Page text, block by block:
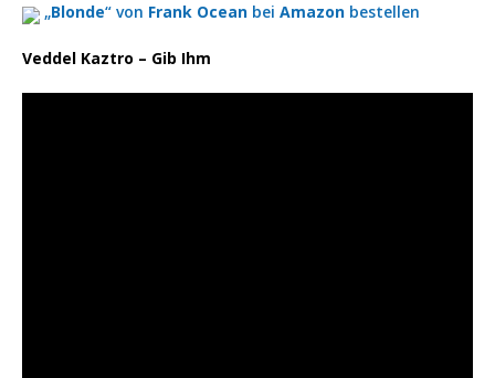
„Blonde“ von Frank Ocean bei Amazon bestellen
Veddel Kaztro – Gib Ihm